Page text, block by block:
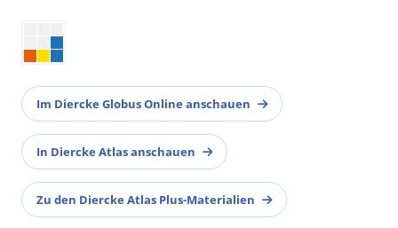
Im Diercke Globus Online anschauen
In Diercke Atlas anschauen
Zu den Diercke Atlas Plus-Materialien